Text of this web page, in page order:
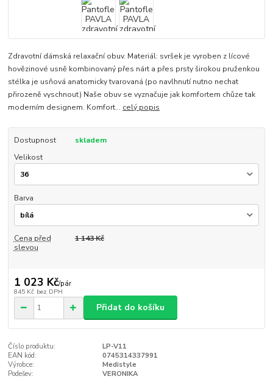
Zdravotní dámská relaxační obuv. Materiál: svršek je vyroben z lícové
hovězinové usně kombinovaný přes nárt a přes prsty širokou pruženkou
stélka je usňová anatomicky tvarovaná (po navlhnutí nutno nechat
přirozeně vyschnout) Naše obuv se vyznačuje jak komfortem chůze tak
moderním designem. Komfort... celý popis
Dostupnost
skladem
Velikost
Barva
Cena před
slevou
1 143 Kč
1 023 Kč/pár
845 Kč bez DPH
Přidat do košíku
Číslo produktu:
LP-V11
EAN kód:
0745314337991
Výrobce:
Medistyle
Podešev:
VERONIKA